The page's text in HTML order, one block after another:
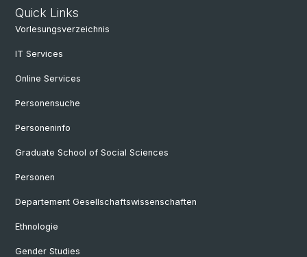
Quick Links
Vorlesungsverzeichnis
IT Services
Online Services
Personensuche
Personeninfo
Graduate School of Social Sciences
Personen
Departement Gesellschaftswissenschaften
Ethnologie
Gender Studies